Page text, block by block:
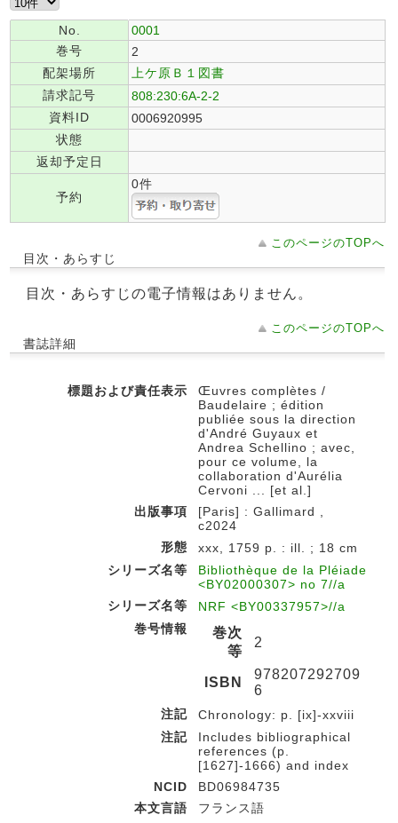
No.
0001
巻号
2
配架場所
上ケ原Ｂ１図書
請求記号
808:230:6A-2-2
資料ID
0006920995
状態
返却予定日
予約
0件
このページのTOPへ
目次・あらすじ
目次・あらすじの電子情報はありません。
このページのTOPへ
書誌詳細
標題および責任表示
Œuvres complètes /
Baudelaire ; édition
publiée sous la direction
d'André Guyaux et
Andrea Schellino ; avec,
pour ce volume, la
collaboration d'Aurélia
Cervoni ... [et al.]
出版事項
[Paris] : Gallimard ,
c2024
形態
xxx, 1759 p. : ill. ; 18 cm
シリーズ名等
Bibliothèque de la Pléiade
<BY02000307> no 7//a
シリーズ名等
NRF <BY00337957>//a
巻号情報
巻次
等
2
ISBN
978207292709
6
注記
Chronology: p. [ix]-xxviii
注記
Includes bibliographical
references (p.
[1627]-1666) and index
NCID
BD06984735
本文言語
フランス語